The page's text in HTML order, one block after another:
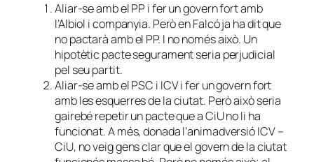
Aliar-se amb el PP i fer un govern fort amb
l’Albiol i companyia. Però en Falcó ja ha dit que
no pactarà amb el PP. I no només això. Un
hipotètic pacte segurament seria perjudicial
pel seu partit.
Aliar-se amb el PSC i ICV i fer un govern fort
amb les esquerres de la ciutat. Però això seria
gairebé repetir un pacte que a CiU no li ha
funcionat. A més, donada l’animadversió ICV –
CiU, no veig gens clar que el govern de la ciutat